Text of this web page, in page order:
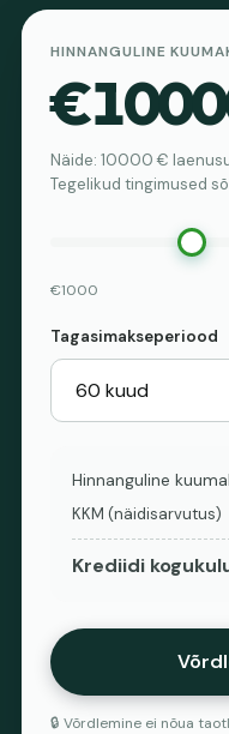
HINNANGULINE
Näide: 10000 €
Tegelikud tingimused
€1000
Tagasimakseperiood
Hinnanguline
KKM (näidisarvutus)
Krediidi
🔒 Võrdlemine ei nõua